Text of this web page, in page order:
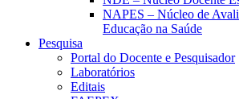
NAPES – Núcleo de
Educação na Saúde
Pesquisa
Portal do Docente e Pesquisador
Laboratórios
Editais